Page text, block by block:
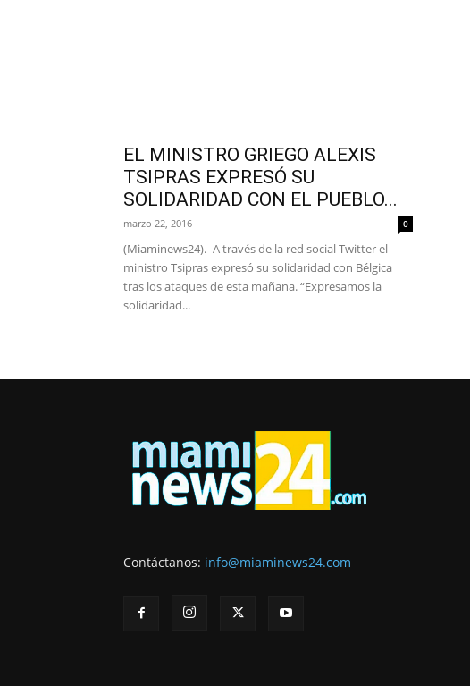
EL MINISTRO GRIEGO ALEXIS
TSIPRAS EXPRESÓ SU
SOLIDARIDAD CON EL PUEBLO...
marzo 22, 2016 0
(Miaminews24).- A través de la red social Twitter el
ministro Tsipras expresó su solidaridad con Bélgica
tras los ataques de esta mañana. “Expresamos la
solidaridad...
Contáctanos: info@miaminews24.com